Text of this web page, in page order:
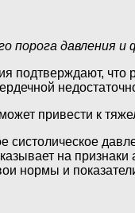
порога давления
подтверждают,
привести к
на признаки
нормы и